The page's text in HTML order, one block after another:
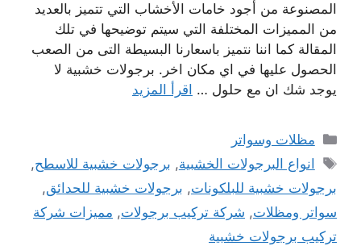
المصنوعة من أجود خامات الأخشاب التي تتميز بالعديد
من المميزات المختلفة التي سيتم توضيحها في تلك
المقالة كما اننا نتميز باسعارنا البسيطة التى من الصعب
الحصول عليها في اي مكان اخر. برجولات خشبية لا
يوجد شك ان مع حلول … اقرأ المزيد
التصنيفات
مظلات وسواتر
الوسوم
انواع البرجولات الخشبية, برجولات خشبية للاسطح,
برجولات خشبية للبلكونات, برجولات خشبية للحدائق,
سواتر ومظلات, شركة تركيب برجولات, مميزات شركة
تركيب برجولات خشبية